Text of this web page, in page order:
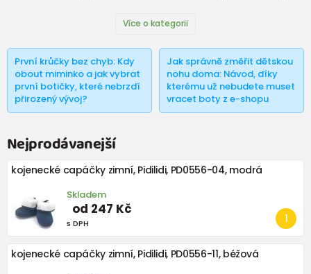
Více o kategorii
První krůčky bez chyb: Kdy
obout miminko a jak vybrat
první botičky, které nebrzdí
přirozený vývoj?
Jak správně změřit dětskou
nohu doma: Návod, díky
kterému už nebudete muset
vracet boty z e-shopu
Nejprodávanejší
kojenecké capáčky zimní, Pidilidi, PD0556-04, modrá
Skladem
od 247 Kč
s DPH
kojenecké capáčky zimní, Pidilidi, PD0556-11, béžová